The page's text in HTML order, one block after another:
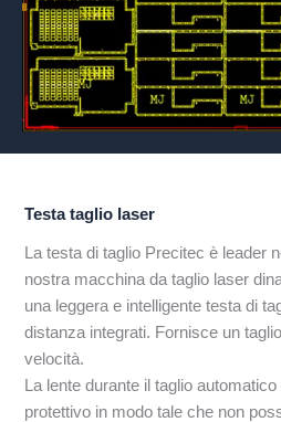
Testa taglio laser
La testa di taglio Precitec è leader
nostra macchina da taglio laser
una leggera e intelligente testa di
distanza integrati. Fornisce un
velocità.
La lente durante il taglio
protettivo in modo tale che non